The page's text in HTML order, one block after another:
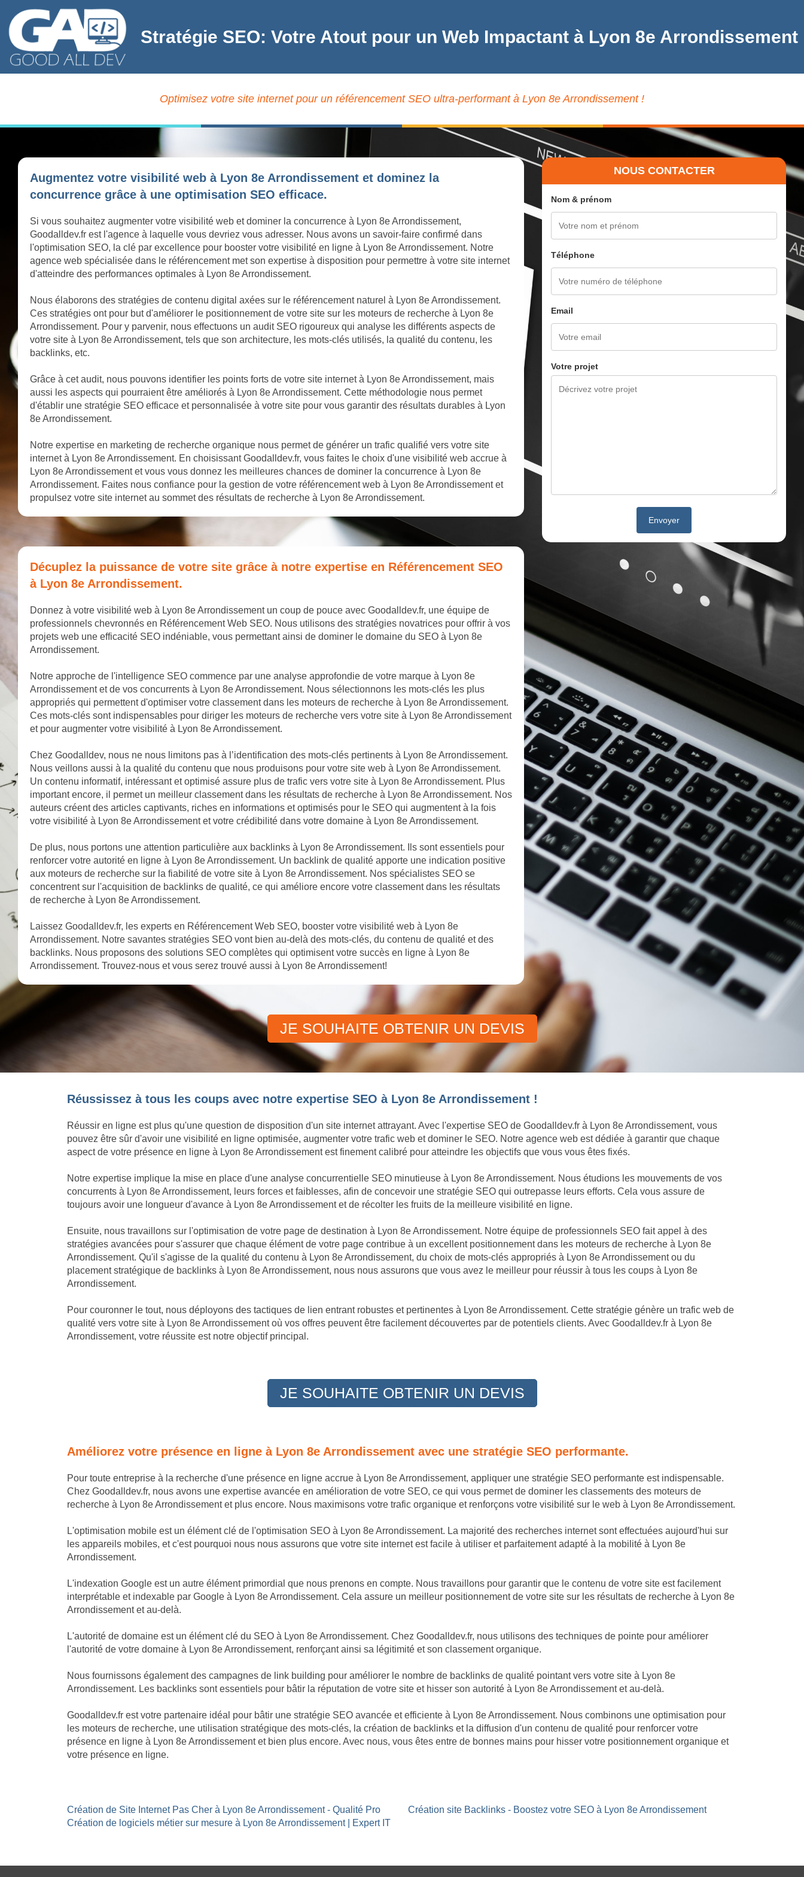
Stratégie SEO: Votre Atout pour un Web Impactant à Lyon 8e Arrondissement
Optimisez votre site internet pour un référencement SEO ultra-performant à Lyon 8e Arrondissement !
Augmentez votre visibilité web à Lyon 8e Arrondissement et dominez la
concurrence grâce à une optimisation SEO efficace.
Si vous souhaitez augmenter votre visibilité web et dominer la concurrence à Lyon 8e Arrondissement,
Goodalldev.fr est l'agence à laquelle vous devriez vous adresser. Nous avons un savoir-faire confirmé dans
l'optimisation SEO, la clé par excellence pour booster votre visibilité en ligne à Lyon 8e Arrondissement. Notre
agence web spécialisée dans le référencement met son expertise à disposition pour permettre à votre site internet
d'atteindre des performances optimales à Lyon 8e Arrondissement.
Nous élaborons des stratégies de contenu digital axées sur le référencement naturel à Lyon 8e Arrondissement.
Ces stratégies ont pour but d'améliorer le positionnement de votre site sur les moteurs de recherche à Lyon 8e
Arrondissement. Pour y parvenir, nous effectuons un audit SEO rigoureux qui analyse les différents aspects de
votre site à Lyon 8e Arrondissement, tels que son architecture, les mots-clés utilisés, la qualité du contenu, les
backlinks, etc.
Grâce à cet audit, nous pouvons identifier les points forts de votre site internet à Lyon 8e Arrondissement, mais
aussi les aspects qui pourraient être améliorés à Lyon 8e Arrondissement. Cette méthodologie nous permet
d'établir une stratégie SEO efficace et personnalisée à votre site pour vous garantir des résultats durables à Lyon
8e Arrondissement.
Notre expertise en marketing de recherche organique nous permet de générer un trafic qualifié vers votre site
internet à Lyon 8e Arrondissement. En choisissant Goodalldev.fr, vous faites le choix d'une visibilité web accrue à
Lyon 8e Arrondissement et vous vous donnez les meilleures chances de dominer la concurrence à Lyon 8e
Arrondissement. Faites nous confiance pour la gestion de votre référencement web à Lyon 8e Arrondissement et
propulsez votre site internet au sommet des résultats de recherche à Lyon 8e Arrondissement.
Décuplez la puissance de votre site grâce à notre expertise en Référencement SEO
à Lyon 8e Arrondissement.
Donnez à votre visibilité web à Lyon 8e Arrondissement un coup de pouce avec Goodalldev.fr, une équipe de
professionnels chevronnés en Référencement Web SEO. Nous utilisons des stratégies novatrices pour offrir à vos
projets web une efficacité SEO indéniable, vous permettant ainsi de dominer le domaine du SEO à Lyon 8e
Arrondissement.
Notre approche de l'intelligence SEO commence par une analyse approfondie de votre marque à Lyon 8e
Arrondissement et de vos concurrents à Lyon 8e Arrondissement. Nous sélectionnons les mots-clés les plus
appropriés qui permettent d'optimiser votre classement dans les moteurs de recherche à Lyon 8e Arrondissement.
Ces mots-clés sont indispensables pour diriger les moteurs de recherche vers votre site à Lyon 8e Arrondissement
et pour augmenter votre visibilité à Lyon 8e Arrondissement.
Chez Goodalldev, nous ne nous limitons pas à l’identification des mots-clés pertinents à Lyon 8e Arrondissement.
Nous veillons aussi à la qualité du contenu que nous produisons pour votre site web à Lyon 8e Arrondissement.
Un contenu informatif, intéressant et optimisé assure plus de trafic vers votre site à Lyon 8e Arrondissement. Plus
important encore, il permet un meilleur classement dans les résultats de recherche à Lyon 8e Arrondissement. Nos
auteurs créent des articles captivants, riches en informations et optimisés pour le SEO qui augmentent à la fois
votre visibilité à Lyon 8e Arrondissement et votre crédibilité dans votre domaine à Lyon 8e Arrondissement.
De plus, nous portons une attention particulière aux backlinks à Lyon 8e Arrondissement. Ils sont essentiels pour
renforcer votre autorité en ligne à Lyon 8e Arrondissement. Un backlink de qualité apporte une indication positive
aux moteurs de recherche sur la fiabilité de votre site à Lyon 8e Arrondissement. Nos spécialistes SEO se
concentrent sur l'acquisition de backlinks de qualité, ce qui améliore encore votre classement dans les résultats
de recherche à Lyon 8e Arrondissement.
Laissez Goodalldev.fr, les experts en Référencement Web SEO, booster votre visibilité web à Lyon 8e
Arrondissement. Notre savantes stratégies SEO vont bien au-delà des mots-clés, du contenu de qualité et des
backlinks. Nous proposons des solutions SEO complètes qui optimisent votre succès en ligne à Lyon 8e
Arrondissement. Trouvez-nous et vous serez trouvé aussi à Lyon 8e Arrondissement!
NOUS CONTACTER
Nom & prénom
Téléphone
Email
Votre projet
JE SOUHAITE OBTENIR UN DEVIS
Réussissez à tous les coups avec notre expertise SEO à Lyon 8e Arrondissement !
Réussir en ligne est plus qu'une question de disposition d'un site internet attrayant. Avec l'expertise SEO de Goodalldev.fr à Lyon 8e Arrondissement, vous
pouvez être sûr d'avoir une visibilité en ligne optimisée, augmenter votre trafic web et dominer le SEO. Notre agence web est dédiée à garantir que chaque
aspect de votre présence en ligne à Lyon 8e Arrondissement est finement calibré pour atteindre les objectifs que vous vous êtes fixés.
Notre expertise implique la mise en place d'une analyse concurrentielle SEO minutieuse à Lyon 8e Arrondissement. Nous étudions les mouvements de vos
concurrents à Lyon 8e Arrondissement, leurs forces et faiblesses, afin de concevoir une stratégie SEO qui outrepasse leurs efforts. Cela vous assure de
toujours avoir une longueur d'avance à Lyon 8e Arrondissement et de récolter les fruits de la meilleure visibilité en ligne.
Ensuite, nous travaillons sur l'optimisation de votre page de destination à Lyon 8e Arrondissement. Notre équipe de professionnels SEO fait appel à des
stratégies avancées pour s'assurer que chaque élément de votre page contribue à un excellent positionnement dans les moteurs de recherche à Lyon 8e
Arrondissement. Qu'il s'agisse de la qualité du contenu à Lyon 8e Arrondissement, du choix de mots-clés appropriés à Lyon 8e Arrondissement ou du
placement stratégique de backlinks à Lyon 8e Arrondissement, nous nous assurons que vous avez le meilleur pour réussir à tous les coups à Lyon 8e
Arrondissement.
Pour couronner le tout, nous déployons des tactiques de lien entrant robustes et pertinentes à Lyon 8e Arrondissement. Cette stratégie génère un trafic web de
qualité vers votre site à Lyon 8e Arrondissement où vos offres peuvent être facilement découvertes par de potentiels clients. Avec Goodalldev.fr à Lyon 8e
Arrondissement, votre réussite est notre objectif principal.
JE SOUHAITE OBTENIR UN DEVIS
Améliorez votre présence en ligne à Lyon 8e Arrondissement avec une stratégie SEO performante.
Pour toute entreprise à la recherche d'une présence en ligne accrue à Lyon 8e Arrondissement, appliquer une stratégie SEO performante est indispensable.
Chez Goodalldev.fr, nous avons une expertise avancée en amélioration de votre SEO, ce qui vous permet de dominer les classements des moteurs de
recherche à Lyon 8e Arrondissement et plus encore. Nous maximisons votre trafic organique et renforçons votre visibilité sur le web à Lyon 8e Arrondissement.
L'optimisation mobile est un élément clé de l'optimisation SEO à Lyon 8e Arrondissement. La majorité des recherches internet sont effectuées aujourd'hui sur
les appareils mobiles, et c'est pourquoi nous nous assurons que votre site internet est facile à utiliser et parfaitement adapté à la mobilité à Lyon 8e
Arrondissement.
L'indexation Google est un autre élément primordial que nous prenons en compte. Nous travaillons pour garantir que le contenu de votre site est facilement
interprétable et indexable par Google à Lyon 8e Arrondissement. Cela assure un meilleur positionnement de votre site sur les résultats de recherche à Lyon 8e
Arrondissement et au-delà.
L'autorité de domaine est un élément clé du SEO à Lyon 8e Arrondissement. Chez Goodalldev.fr, nous utilisons des techniques de pointe pour améliorer
l'autorité de votre domaine à Lyon 8e Arrondissement, renforçant ainsi sa légitimité et son classement organique.
Nous fournissons également des campagnes de link building pour améliorer le nombre de backlinks de qualité pointant vers votre site à Lyon 8e
Arrondissement. Les backlinks sont essentiels pour bâtir la réputation de votre site et hisser son autorité à Lyon 8e Arrondissement et au-delà.
Goodalldev.fr est votre partenaire idéal pour bâtir une stratégie SEO avancée et efficiente à Lyon 8e Arrondissement. Nous combinons une optimisation pour
les moteurs de recherche, une utilisation stratégique des mots-clés, la création de backlinks et la diffusion d'un contenu de qualité pour renforcer votre
présence en ligne à Lyon 8e Arrondissement et bien plus encore. Avec nous, vous êtes entre de bonnes mains pour hisser votre positionnement organique et
votre présence en ligne.
Création de Site Internet Pas Cher à Lyon 8e Arrondissement - Qualité Pro
Création de logiciels métier sur mesure à Lyon 8e Arrondissement | Expert IT
Création site Backlinks - Boostez votre SEO à Lyon 8e Arrondissement